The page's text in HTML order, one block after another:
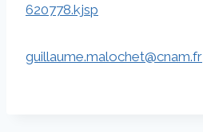
620778.kjsp
guillaume.malochet@cnam.fr